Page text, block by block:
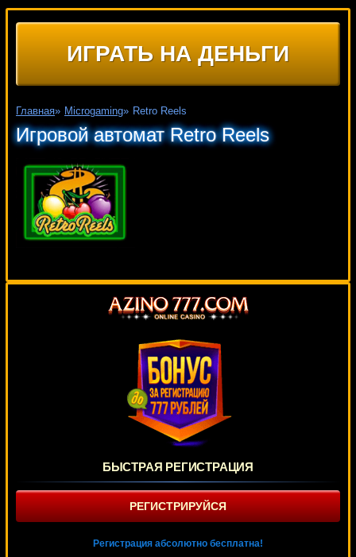
ИГРАТЬ НА ДЕНЬГИ
Главная» Microgaming» Retro Reels
Игровой автомат Retro Reels
БЫСТРАЯ РЕГИСТРАЦИЯ
РЕГИСТРИРУЙСЯ
Регистрация абсолютно бесплатна!